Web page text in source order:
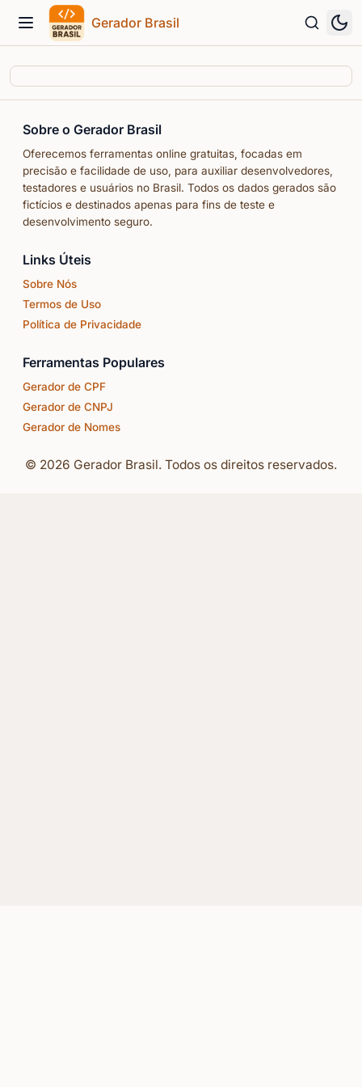
Menu
Gerador Brasil
Sobre o Gerador Brasil
Oferecemos ferramentas online gratuitas, focadas em
precisão e facilidade de uso, para auxiliar desenvolvedores,
testadores e usuários no Brasil. Todos os dados gerados são
fictícios e destinados apenas para fins de teste e
desenvolvimento seguro.
Links Úteis
Sobre Nós
Termos de Uso
Política de Privacidade
Ferramentas Populares
Gerador de CPF
Gerador de CNPJ
Gerador de Nomes
© 2026 Gerador Brasil. Todos os direitos reservados.